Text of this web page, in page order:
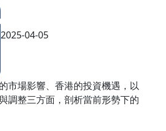
2025-04-05
市場影響、香港的投資機遇，以
調整三方面，剖析當前形勢下的